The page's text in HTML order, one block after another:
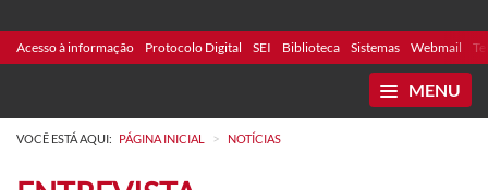
Acesso à informação Protocolo Digital SEI Biblioteca Sistemas Webmail
MENU
VOCÊ ESTÁ AQUI: PÁGINA INICIAL > NOTÍCIAS